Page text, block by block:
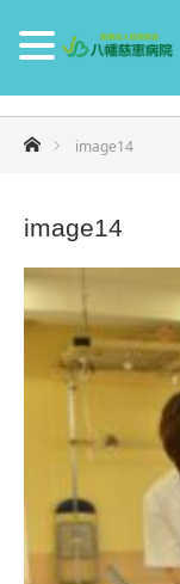
ホームimage14
image14